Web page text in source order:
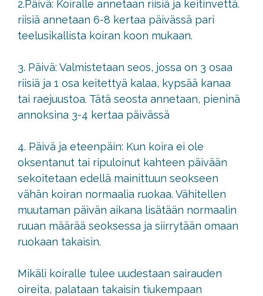
2.Päivä: Koiralle annetaan riisiä ja keitinvettä.
riisiä annetaan 6-8 kertaa päivässä pari
teelusikallista koiran koon mukaan.
3. Päivä: Valmistetaan seos, jossa on 3 osaa
riisiä ja 1 osa keitettyä kalaa, kypsää kanaa
tai raejuustoa. Tätä seosta annetaan, pieninä
annoksina 3-4 kertaa päivässä
4. Päivä ja eteenpäin: Kun koira ei ole
oksentanut tai ripuloinut kahteen päivään
sekoitetaan edellä mainittuun seokseen
vähän koiran normaalia ruokaa. Vähitellen
muutaman päivän aikana lisätään normaalin
ruuan määrää seoksessa ja siirrytään omaan
ruokaan takaisin.
Mikäli koiralle tulee uudestaan sairauden
oireita, palataan takaisin tiukempaan